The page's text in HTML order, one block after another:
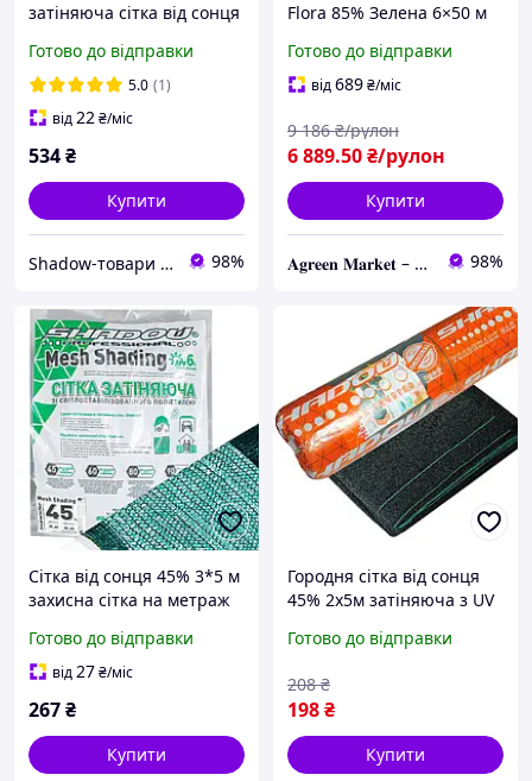
затіняюча сітка від сонця
Готово до відправки
5.0 (1)
від22₴/міс
534₴
Купити
Shadow-товари для сільського господарства та домашнього вжитку 98%
Flora 85% Зелена 6×50 м
сонця
Готово до відправки
від689₴/міс
6 889.50₴/рулон
9 186 ₴/рулон
Купити
𝐀𝐠𝐫𝐞𝐞𝐧 𝐌𝐚𝐫𝐤𝐞𝐭 – Вирощуйте мрію, а ми подбаємо про все інше! 98%
Сітка від сонця 45% 3*5 м
захисна сітка на метраж
Готово до відправки
від27₴/міс
267₴
Купити
Городня сітка від сонця
45% 2х5м затіняюча з UV
малини та огірків від
Готово до відправки
198₴
208 ₴
Купити